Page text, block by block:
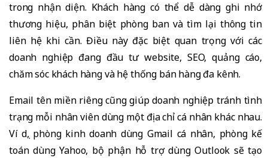
trong nhận diện. Khách hàng có thể dễ dàng ghi nhớ
thương hiệu, phân biệt phòng ban và tìm lại thông tin
liên hệ khi cần. Điều này đặc biệt quan trọng với các
doanh nghiệp đang đầu tư website, SEO, quảng cáo,
chăm sóc khách hàng và hệ thống bán hàng đa kênh.
Email tên miền riêng cũng giúp doanh nghiệp tránh tình
trạng mỗi nhân viên dùng một địa chỉ cá nhân khác nhau.
Ví dụ, phòng kinh doanh dùng Gmail cá nhân, phòng kế
toán dùng Yahoo, bộ phận hỗ trợ dùng Outlook sẽ tạo